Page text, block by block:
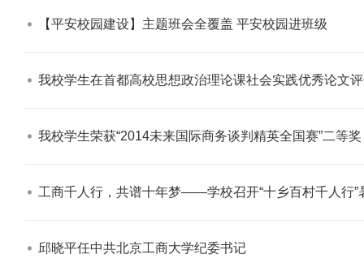
【平安校园建设】主题班会全覆盖 平安校园进班级​
我校学生在首都高校思想政治理论课社会实践优秀论文
我校学生荣获“2014未来国际商务谈判精英全国赛”二等奖​
工商千人行，共谱十年梦——学校召开“十乡百村千人行”暑
邱晓平任中共北京工商大学纪委书记​